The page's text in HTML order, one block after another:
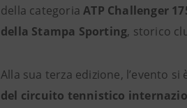
della categoriaATP Challenger
della Stampa Sporting, storico
Alla sua terza edizione, l’evento
del circuito tennistico